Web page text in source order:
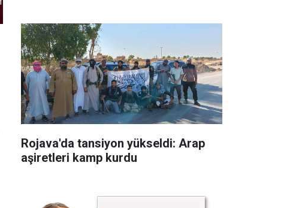
Rojava'da tansiyon yükseldi: Arap
aşiretleri kamp kurdu